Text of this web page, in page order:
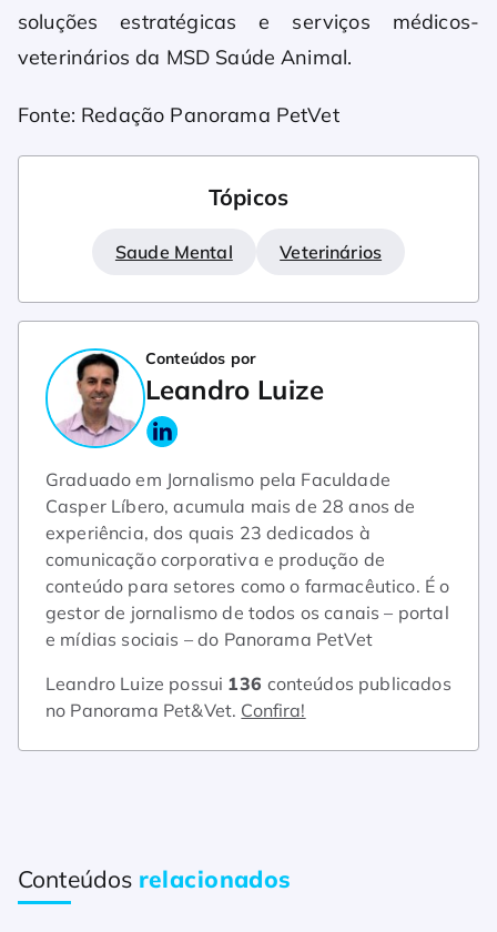
soluções estratégicas e serviços médicos-
veterinários da MSD Saúde Animal.
Fonte: Redação Panorama PetVet
Tópicos
Saude Mental Veterinários
Conteúdos por
Leandro Luize
Graduado em Jornalismo pela Faculdade
Casper Líbero, acumula mais de 28 anos de
experiência, dos quais 23 dedicados à
comunicação corporativa e produção de
conteúdo para setores como o farmacêutico. É o
gestor de jornalismo de todos os canais – portal
e mídias sociais – do Panorama PetVet
Leandro Luize possui 136 conteúdos publicados
no Panorama Pet&Vet. Confira!
Conteúdos relacionados